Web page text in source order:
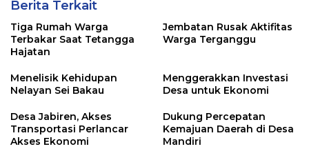
Berita Terkait
Tiga Rumah Warga
Terbakar Saat Tetangga
Hajatan
Jembatan Rusak Aktifitas
Warga Terganggu
Menelisik Kehidupan
Nelayan Sei Bakau
Menggerakkan Investasi
Desa untuk Ekonomi
Desa Jabiren, Akses
Transportasi Perlancar
Akses Ekonomi
Dukung Percepatan
Kemajuan Daerah di Desa
Mandiri